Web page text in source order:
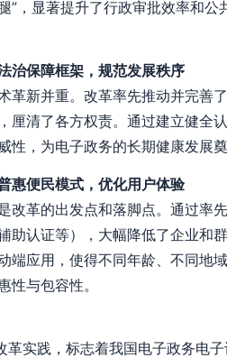
”，显著提升了行政审批效率和
治保障框架，规范发展秩序
革新并重。改革率先推动并完善
厘清了各方权责。通过建立健全
性，为电子政务的长期健康发展
惠便民模式，优化用户体验
改革的出发点和落脚点。通过率
助认证等），大幅降低了企业和
端应用，使得不同年龄、不同地
性与包容性。
革实践，标志着我国电子政务电